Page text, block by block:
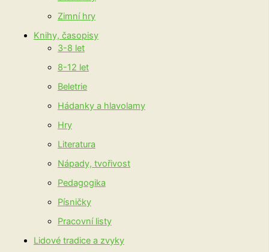
Zimní hry
Knihy, časopisy
3-8 let
8-12 let
Beletrie
Hádanky a hlavolamy
Hry
Literatura
Nápady, tvořivost
Pedagogika
Písničky
Pracovní listy
Lidové tradice a zvyky